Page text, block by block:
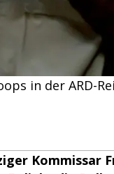
in der ARD-
Kommissar